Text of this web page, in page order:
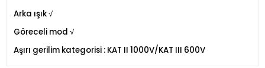
Arka ışık√
Göreceli mod √
Aşırı gerilim kategorisi : KAT II 1000V/KAT III 600V